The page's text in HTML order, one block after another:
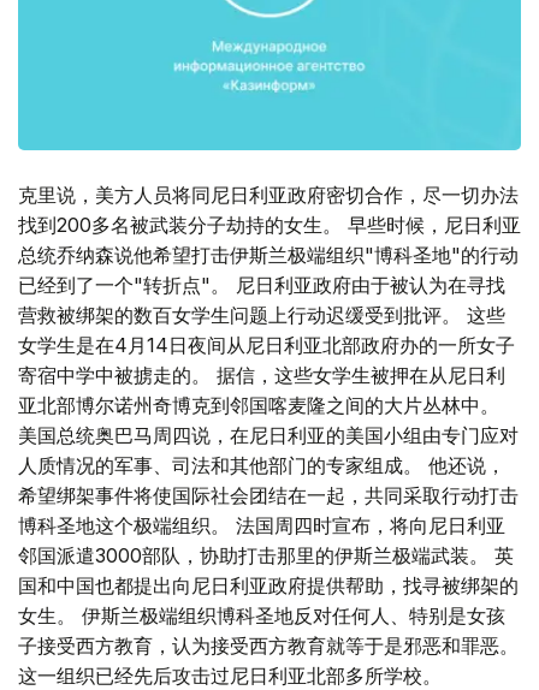
克里说，美方人员将同尼日利亚政府密切合作，尽一切办法
找到200多名被武装分子劫持的女生。 早些时候，尼日利亚
总统乔纳森说他希望打击伊斯兰极端组织"博科圣地"的行动
已经到了一个"转折点"。 尼日利亚政府由于被认为在寻找
营救被绑架的数百女学生问题上行动迟缓受到批评。 这些
女学生是在4月14日夜间从尼日利亚北部政府办的一所女子
寄宿中学中被掳走的。 据信，这些女学生被押在从尼日利
亚北部博尔诺州奇博克到邻国喀麦隆之间的大片丛林中。
美国总统奥巴马周四说，在尼日利亚的美国小组由专门应对
人质情况的军事、司法和其他部门的专家组成。 他还说，
希望绑架事件将使国际社会团结在一起，共同采取行动打击
博科圣地这个极端组织。 法国周四时宣布，将向尼日利亚
邻国派遣3000部队，协助打击那里的伊斯兰极端武装。 英
国和中国也都提出向尼日利亚政府提供帮助，找寻被绑架的
女生。 伊斯兰极端组织博科圣地反对任何人、特别是女孩
子接受西方教育，认为接受西方教育就等于是邪恶和罪恶。
这一组织已经先后攻击过尼日利亚北部多所学校。